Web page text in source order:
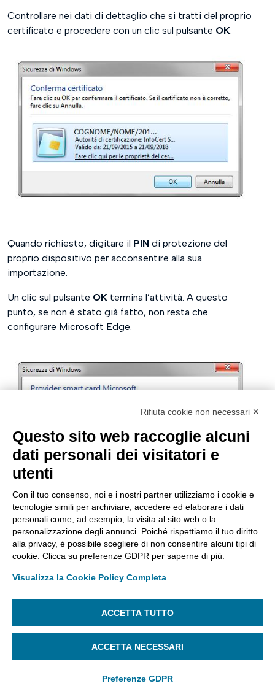
Controllare nei dati di dettaglio che si tratti del proprio
certificato e procedere con un clic sul pulsante OK.
Quando richiesto, digitare il PIN di protezione del
proprio dispositivo per acconsentire alla sua
importazione.
Un clic sul pulsante OK termina l’attività. A questo
punto, se non è stato già fatto, non resta che
configurare Microsoft Edge.
Se si utilizza Mozilla Firefox
, basta controllare che
nell’elenco delle Autorità di Certificazione presenti
root InfoCert.
Rifiuta cookie non necessari ✕
Questo sito web raccoglie alcuni
dati personali dei visitatori e
utenti
Con il tuo consenso, noi e i nostri partner utilizziamo i cookie e
tecnologie simili per archiviare, accedere ed elaborare i dati
personali come, ad esempio, la visita al sito web o la
personalizzazione degli annunci. Poiché rispettiamo il tuo diritto
alla privacy, è possibile scegliere di non consentire alcuni tipi di
cookie. Clicca su preferenze GDPR per saperne di più.
Visualizza la Cookie Policy Completa
ACCETTA TUTTO
ACCETTA NECESSARI
Preferenze GDPR